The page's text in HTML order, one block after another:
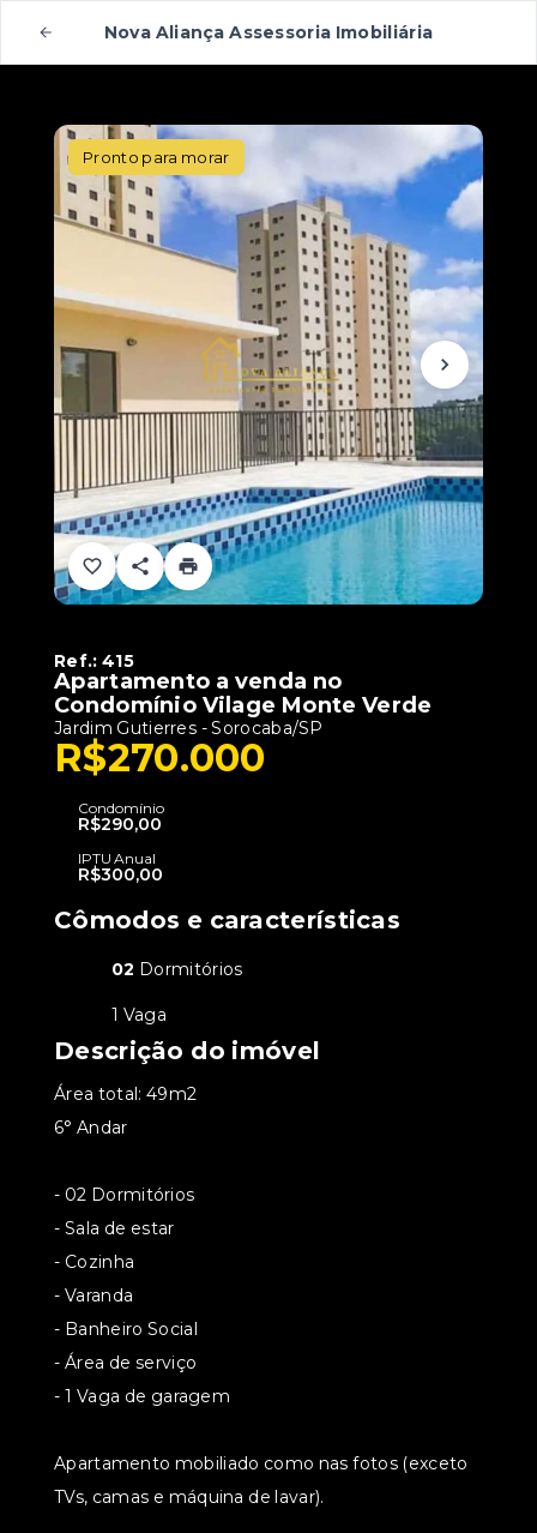
Nova Aliança Assessoria Imobiliária
Pronto para morar
Ref.:415
Apartamento a venda no
Condomínio Vilage Monte Verde
Jardim Gutierres - Sorocaba/SP
R$270.000
Condomínio
R$290,00
IPTU Anual
R$300,00
Cômodos e características
02 Dormitórios
1 Vaga
Descrição do imóvel
Área total: 49m2
6° Andar
- 02 Dormitórios
- ⁠Sala de estar
- ⁠Cozinha
- ⁠Varanda
- ⁠Banheiro Social
- ⁠Área de serviço
- ⁠1 Vaga de garagem
Apartamento mobiliado como nas fotos (exceto
TVs, camas e máquina de lavar).